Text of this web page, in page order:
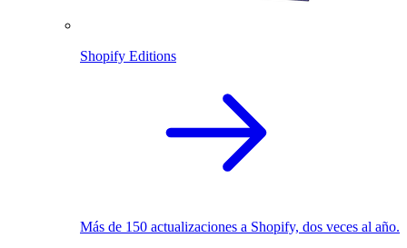
Shopify Editions
Más de 150 actualizaciones a Shopify, dos veces al año.